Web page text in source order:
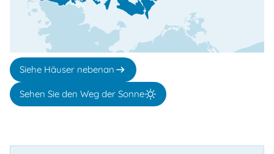
Siehe Häuser nebenan
Sehen Sie den Weg der Sonne